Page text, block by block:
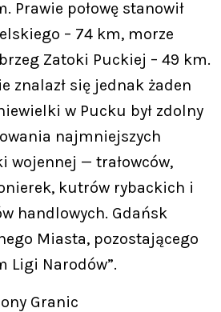
Prawie połowę stanowił
– 74 km, morze
Zatoki Puckiej – 49 km.
znalazł się jednak żaden
w Pucku był zdolny
najmniejszych
wojennej — trałowców,
kutrów rybackich i
handlowych. Gdańsk
Miasta, pozostającego
Ligi Narodów”.
Granic